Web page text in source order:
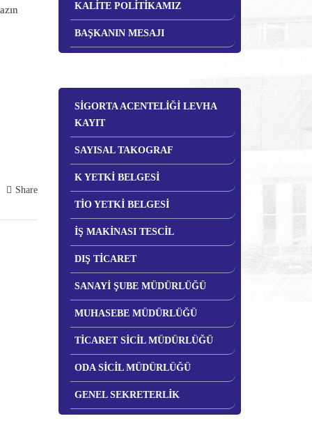
Share
KALİTE POLİTİKAMIZ
BAŞKANIN MESAJI
SİGORTA ACENTELİĞİ LEVHA
KAYIT
SAYISAL TAKOGRAF
K YETKİ BELGESİ
TİO YETKİ BELGESİ
İŞ MAKİNASI TESCİL
DIŞ TİCARET
SANAYİ ŞUBE MÜDÜRLÜĞÜ
MUHASEBE MÜDÜRLÜĞÜ
TİCARET SİCİL MÜDÜRLÜĞÜ
ODA SİCİL MÜDÜRLÜĞÜ
GENEL SEKRETERLİK